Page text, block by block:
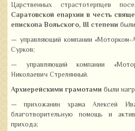
Царственных страстотерпцев
Саратовской епархии в честь
епископа Вольского, III степени
— управляющий компании «Моторком-
Сурков;
— управляющий компании
Николаевич Стрелянный.
Архиерейскими грамотами были
— прихожанин храма Алексей
благотворительную помощь и
прихода;